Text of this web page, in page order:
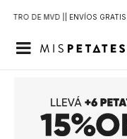
DE MVD | | ENVÍOS GRATIS
